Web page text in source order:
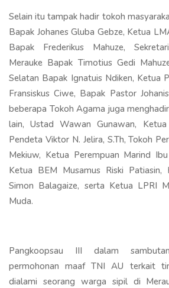
Selain itu tampak hadir tokoh
Bapak Johanes Gluba Gebze, Ketua
Bapak Frederikus Mahuze,
Merauke Bapak Timotius Gedi
Selatan Bapak Ignatuis Ndiken, Ketua
Fransiskus Ciwe, Bapak Pastor
beberapa Tokoh Agama juga
lain, Ustad Wawan Gunawan,
Pendeta Viktor N. Jelira, S.Th, Tokoh
Mekiuw, Ketua Perempuan Marind
Ketua BEM Musamus Riski Patiasin,
Simon Balagaize, serta Ketua LPRI
Muda.
Pangkoopsau III dalam
permohonan maaf TNI AU terkait
dialami seorang warga sipil di